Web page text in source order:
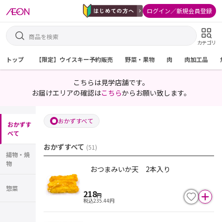
ログイン／新規会員登録
カテゴリ
トップ 【限定】ウイスキー予約販売 野菜・果物 肉 肉加工品
こちらは見学店舗です。
お届けエリアの確認はこちらからお願い致します。
おかずす
べて
揚物・焼
物
惣菜
おかずすべて
おかずすべて (51)
おつまみいか天 2本入り
218円
税込235.44円